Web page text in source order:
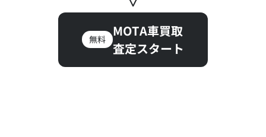
無料
MOTA車買取
査定スタート